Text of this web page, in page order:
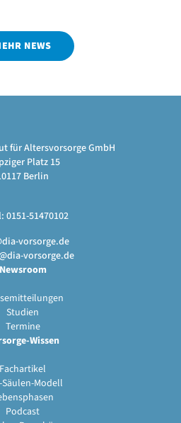
NEWS
für Altersvorsorge GmbH
Platz 15
Berlin
0151-51470102
vorsorge.de
vorsorge.de
Newsroom
Studien
Termine
Wissen
Fachartikel
Säulen-Modell
Podcast